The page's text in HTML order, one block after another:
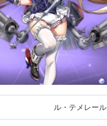
ル・テメレール